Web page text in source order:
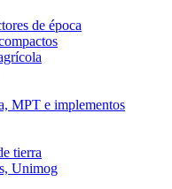
de época
MPT e implementos
tierra
Unimog